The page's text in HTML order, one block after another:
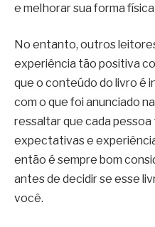
e melhorar sua forma
No entanto, outros
experiência tão positiva
que o conteúdo do livro é
com o que foi anunciado
ressaltar que cada pessoa
expectativas e
então é sempre bom
antes de decidir se esse
você.